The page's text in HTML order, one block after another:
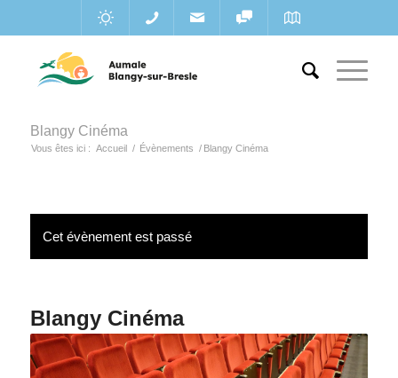
Blangy Cinéma
Vous êtes ici : Accueil / Évènements / Blangy Cinéma
Cet évènement est passé
Blangy Cinéma